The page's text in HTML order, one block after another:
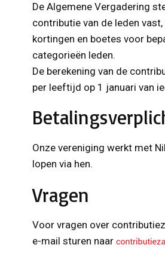
De Algemene Vergadering
contributie van de leden
kortingen en boetes voor
categorieën leden.
De berekening van de
per leeftijd op 1 januari van
Onze vereniging werkt met
lopen via hen.
Vragen
Voor vragen over
e-mail sturen naar